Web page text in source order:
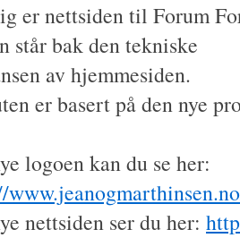
er nettsiden til Forum
står bak den tekniske
av hjemmesiden.
er basert på den nye
logoen kan du se her:
nettsiden ser du her: